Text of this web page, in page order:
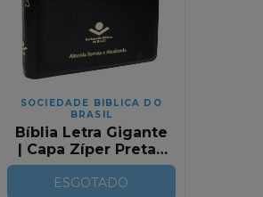
SOCIEDADE BIBLICA DO
BRASIL
Bíblia Letra Gigante
| Capa Zíper Preta |
RA
ESGOTADO